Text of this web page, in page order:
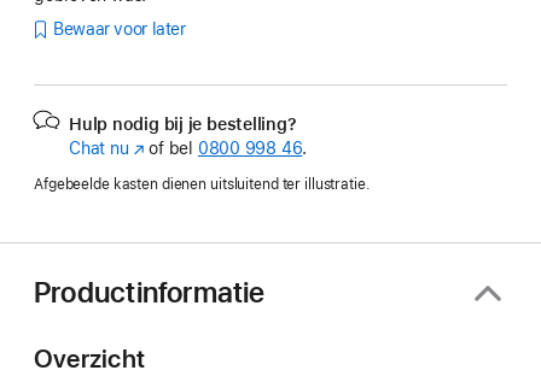
Bewaar voor later
Hulp nodig bij je bestelling?
Chat nu (Wordt
nieuw
geopend)
of bel 0800 998 46.
Afgebeelde kasten dienen uitsluitend ter illustratie.
Productinformatie
Overzicht